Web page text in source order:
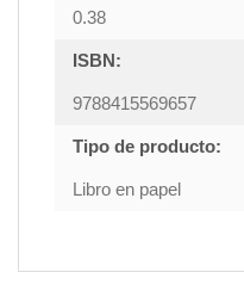
0.38
ISBN:
9788415569657
Tipo de producto:
Libro en papel